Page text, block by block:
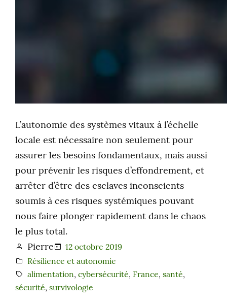
L’autonomie des systèmes vitaux à l’échelle
locale est nécessaire non seulement pour
assurer les besoins fondamentaux, mais aussi
pour prévenir les risques d’effondrement, et
arrêter d’être des esclaves inconscients
soumis à ces risques systémiques pouvant
nous faire plonger rapidement dans le chaos
le plus total.
Pierre
12 octobre 2019
Résilience et autonomie
alimentation, cybersécurité, France, santé,
sécurité, survivologie